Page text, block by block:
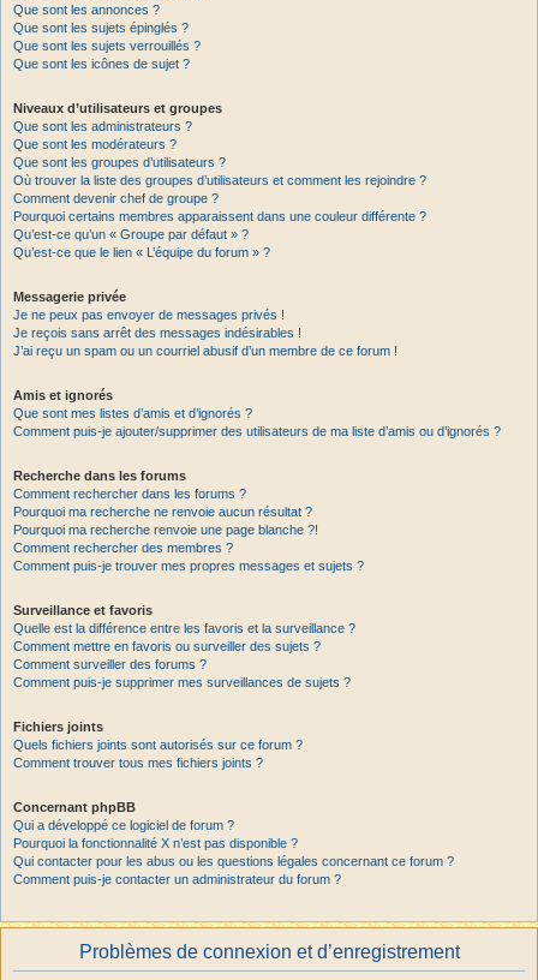
Que sont les annonces ?
Que sont les sujets épinglés ?
Que sont les sujets verrouillés ?
Que sont les icônes de sujet ?
Niveaux d’utilisateurs et groupes
Que sont les administrateurs ?
Que sont les modérateurs ?
Que sont les groupes d’utilisateurs ?
Où trouver la liste des groupes d’utilisateurs et comment les rejoindre ?
Comment devenir chef de groupe ?
Pourquoi certains membres apparaissent dans une couleur différente ?
Qu’est-ce qu’un « Groupe par défaut » ?
Qu’est-ce que le lien « L’équipe du forum » ?
Messagerie privée
Je ne peux pas envoyer de messages privés !
Je reçois sans arrêt des messages indésirables !
J’ai reçu un spam ou un courriel abusif d’un membre de ce forum !
Amis et ignorés
Que sont mes listes d’amis et d’ignorés ?
Comment puis-je ajouter/supprimer des utilisateurs de ma liste d’amis ou d’ignorés ?
Recherche dans les forums
Comment rechercher dans les forums ?
Pourquoi ma recherche ne renvoie aucun résultat ?
Pourquoi ma recherche renvoie une page blanche ?!
Comment rechercher des membres ?
Comment puis-je trouver mes propres messages et sujets ?
Surveillance et favoris
Quelle est la différence entre les favoris et la surveillance ?
Comment mettre en favoris ou surveiller des sujets ?
Comment surveiller des forums ?
Comment puis-je supprimer mes surveillances de sujets ?
Fichiers joints
Quels fichiers joints sont autorisés sur ce forum ?
Comment trouver tous mes fichiers joints ?
Concernant phpBB
Qui a développé ce logiciel de forum ?
Pourquoi la fonctionnalité X n’est pas disponible ?
Qui contacter pour les abus ou les questions légales concernant ce forum ?
Comment puis-je contacter un administrateur du forum ?
Problèmes de connexion et d’enregistrement